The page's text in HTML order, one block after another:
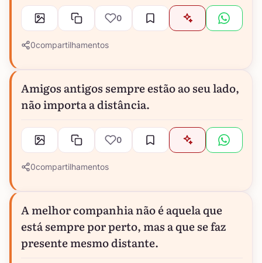
0
0compartilhamentos
Amigos antigos sempre estão ao seu lado,
não importa a distância.
0
0compartilhamentos
A melhor companhia não é aquela que
está sempre por perto, mas a que se faz
presente mesmo distante.